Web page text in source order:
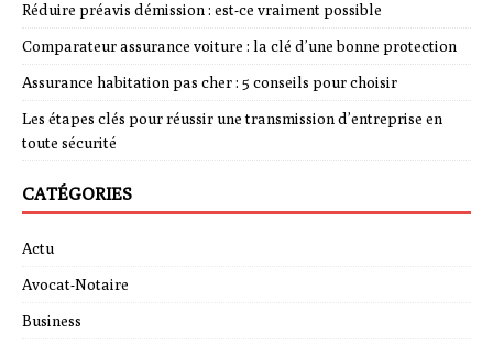
Réduire préavis démission : est-ce vraiment possible
Comparateur assurance voiture : la clé d’une bonne protection
Assurance habitation pas cher : 5 conseils pour choisir
Les étapes clés pour réussir une transmission d’entreprise en
toute sécurité
CATÉGORIES
Actu
Avocat-Notaire
Business